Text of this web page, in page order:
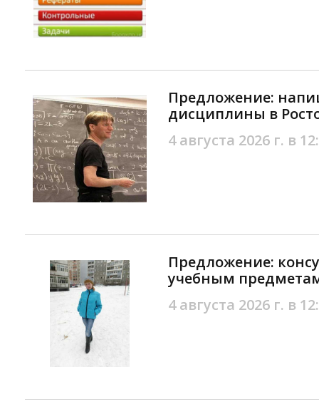
Предложение:
дисциплины в
4 августа 2026 г. в
Предложение:
учебным
4 августа 2026 г. в